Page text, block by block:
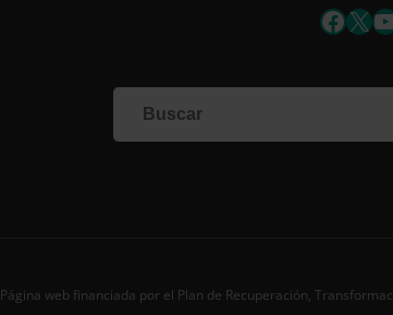
X
Página web financiada por el Plan de Recuperación,